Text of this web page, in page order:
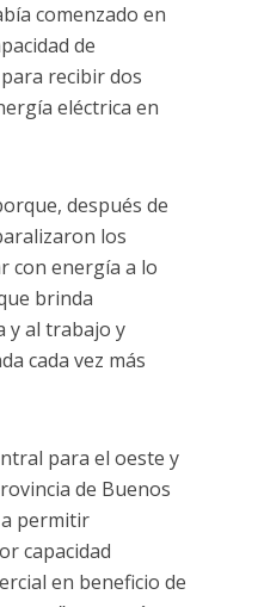
comenzado en
de
recibir dos
eléctrica en
después de
los
con energía a lo
brinda
y al trabajo y
cada vez más
para el oeste y
de Buenos
a permitir
capacidad
en beneficio de